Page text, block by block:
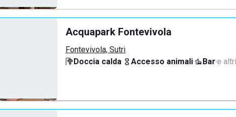
Acquapark Fontevivola
Fontevivola, Sutri
Doccia calda· Accesso animali· Bar·e